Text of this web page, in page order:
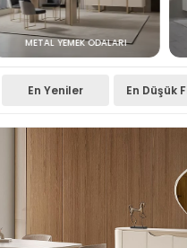
METAL YEMEK ODALARI
En Yeniler En Düşük